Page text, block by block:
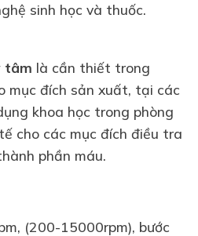
nghệ sinh học và thuốc.
tâm là cần thiết trong
mục đích sản xuất, tại các
khoa học trong phòng
cho các mục đích điều tra
thành phần máu.
(200-15000rpm), bước